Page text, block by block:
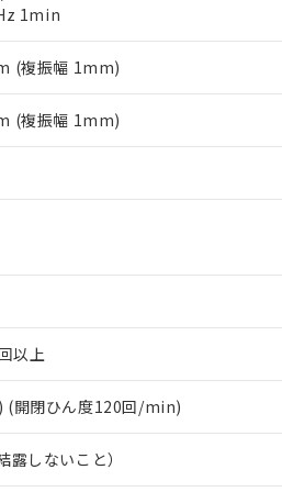
1min
(複振幅 1mm)
(複振幅 1mm)
以上
(開閉ひん度120回/min)
しないこと）
（当社基準）
点で非含有を証明するもので、過去
タル酸エステル類４物質の対応で
欄に対応日を記載しておりました。
への在庫切替を完了していることか
。